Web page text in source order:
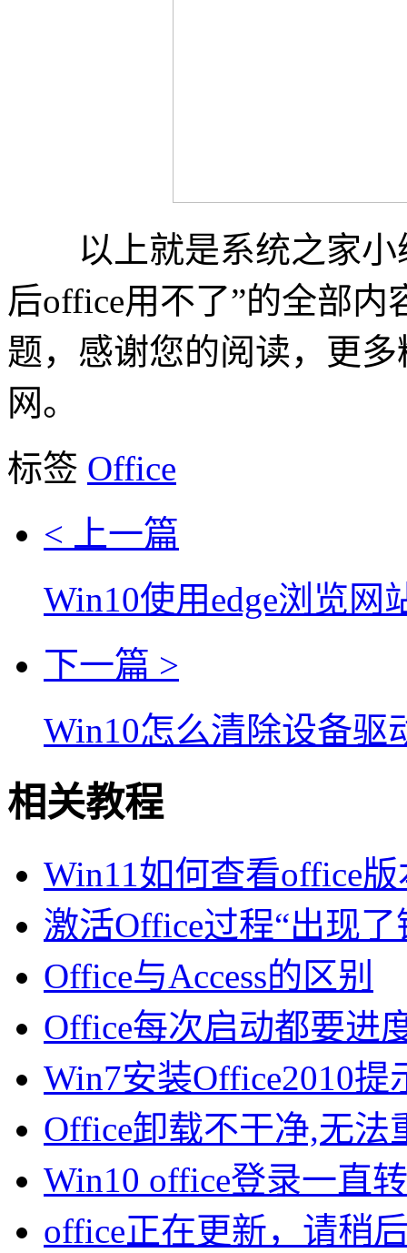
以上就是系统之家小
后office用不了”的全部
题，感谢您的阅读，更
网。
标签 Office
< 上一篇
Win10使用edge浏览
下一篇 >
Win10怎么清除设备驱
相关教程
Win11如何查看office
激活Office过程“出现
Office与Access的区别
Office每次启动都要进
Win7安装Office2010
Office卸载不干净,无
Win10 office登录一直
office正在更新，请稍